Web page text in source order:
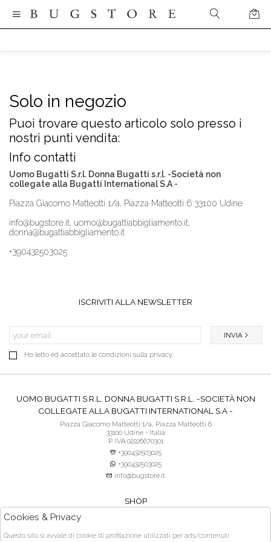
Solo in negozio
Puoi trovare questo articolo solo presso i
nostri punti vendita:
Info contatti
Uomo Bugatti S.r.l. Donna Bugatti s.r.l. -Società non
collegate alla Bugatti International S.A -
Piazza Giacomo Matteotti 1/a, Piazza Matteotti 6 33100 Udine
info@bugstore.it, uomo@bugattiabbigliamento.it,
donna@bugattiabbigliamento.it
+390432503025
ISCRIVITI ALLA NEWSLETTER
Ho letto ed accettato le condizioni sulla privacy.
INVIA
UOMO BUGATTI S.R.L. DONNA BUGATTI S.R.L. -SOCIETÀ NON
COLLEGATE ALLA BUGATTI INTERNATIONAL S.A -
Piazza Giacomo Matteotti 1/a, Piazza Matteotti 6
33100 Udine - Italia
P. IVA:02226670301
+390432503025
+390432503025
info@bugstore.it
SHOP
ACQUISTO SICURO
Cookies & Privacy
Questo sito si avvale di cookie di profilazione utilizzati per ads/contenuti